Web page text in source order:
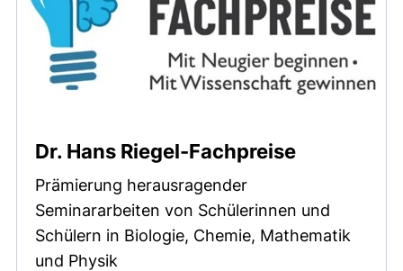
Dr. Hans Riegel-Fachpreise
Prämierung herausragender
Seminararbeiten von Schülerinnen und
Schülern in Biologie, Chemie, Mathematik
und Physik